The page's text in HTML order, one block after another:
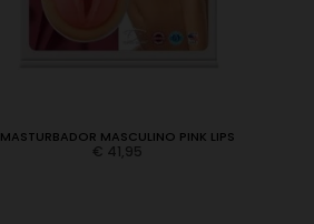
MASTURBADOR MASCULINO PINK LIPS
€ 41,95